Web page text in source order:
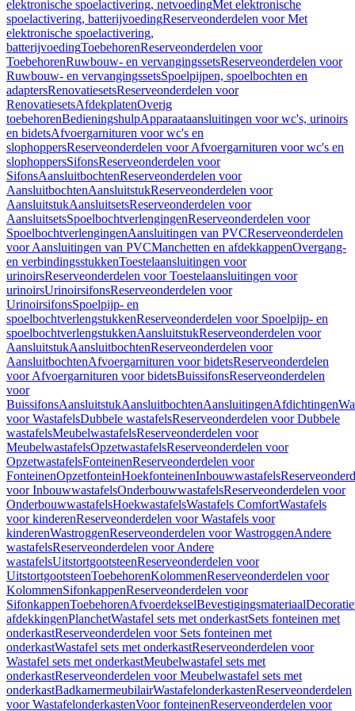
elektronische spoelactivering, netvoedingMet elektronische
spoelactivering, batterijvoedingReserveonderdelen voor Met
elektronische spoelactivering,
batterijvoedingToebehorenReserveonderdelen voor
ToebehorenRuwbouw- en vervangingssetsReserveonderdelen voor
Ruwbouw- en vervangingssetsSpoelpijpen, spoelbochten en
adaptersRenovatiesetsReserveonderdelen voor
RenovatiesetsAfdekplatenOverig
toebehorenBedieningshulpApparaataansluitingen voor wc's, urinoirs
en bidetsAfvoergarnituren voor wc's en
slophoppersReserveonderdelen voor Afvoergarnituren voor wc's en
slophoppersSifonsReserveonderdelen voor
SifonsAansluitbochtenReserveonderdelen voor
AansluitbochtenAansluitstukReserveonderdelen voor
AansluitstukAansluitsetsReserveonderdelen voor
AansluitsetsSpoelbochtverlengingenReserveonderdelen voor
SpoelbochtverlengingenAansluitingen van PVCReserveonderdelen
voor Aansluitingen van PVCManchetten en afdekkappenOvergang-
en verbindingsstukkenToestelaansluitingen voor
urinoirsReserveonderdelen voor Toestelaansluitingen voor
urinoirsUrinoirsifonsReserveonderdelen voor
UrinoirsifonsSpoelpijp- en
spoelbochtverlengstukkenReserveonderdelen voor Spoelpijp- en
spoelbochtverlengstukkenAansluitstukReserveonderdelen voor
AansluitstukAansluitbochtenReserveonderdelen voor
AansluitbochtenAfvoergarnituren voor bidetsReserveonderdelen
voor Afvoergarnituren voor bidetsBuissifonsReserveonderdelen
voor
BuissifonsAansluitstukAansluitbochtenAansluitingenAfdichtingen
voor WastafelsDubbele wastafelsReserveonderdelen voor Dubbele
wastafelsMeubelwastafelsReserveonderdelen voor
MeubelwastafelsOpzetwastafelsReserveonderdelen voor
OpzetwastafelsFonteinenReserveonderdelen voor
FonteinenOpzetfonteinHoekfonteinenInbouwwastafels
voor InbouwwastafelsOnderbouwwastafelsReserveonderdelen voor
OnderbouwwastafelsHoekwastafelsWastafels ComfortWastafels
voor kinderenReserveonderdelen voor Wastafels voor
kinderenWastroggenReserveonderdelen voor WastroggenAndere
wastafelsReserveonderdelen voor Andere
wastafelsUitstortgootsteenReserveonderdelen voor
UitstortgootsteenToebehorenKolommenReserveonderdelen voor
KolommenSifonkappenReserveonderdelen voor
SifonkappenToebehorenAfvoerdekselBevestigingsmateriaal
afdekkingenPlanchetWastafel sets met onderkastSets fonteinen met
onderkastReserveonderdelen voor Sets fonteinen met
onderkastWastafel sets met onderkastReserveonderdelen voor
Wastafel sets met onderkastMeubelwastafel sets met
onderkastReserveonderdelen voor Meubelwastafel sets met
onderkastBadkamermeubilairWastafelonderkastenReserveonderdelen
voor WastafelonderkastenVoor fonteinenReserveonderdelen voor